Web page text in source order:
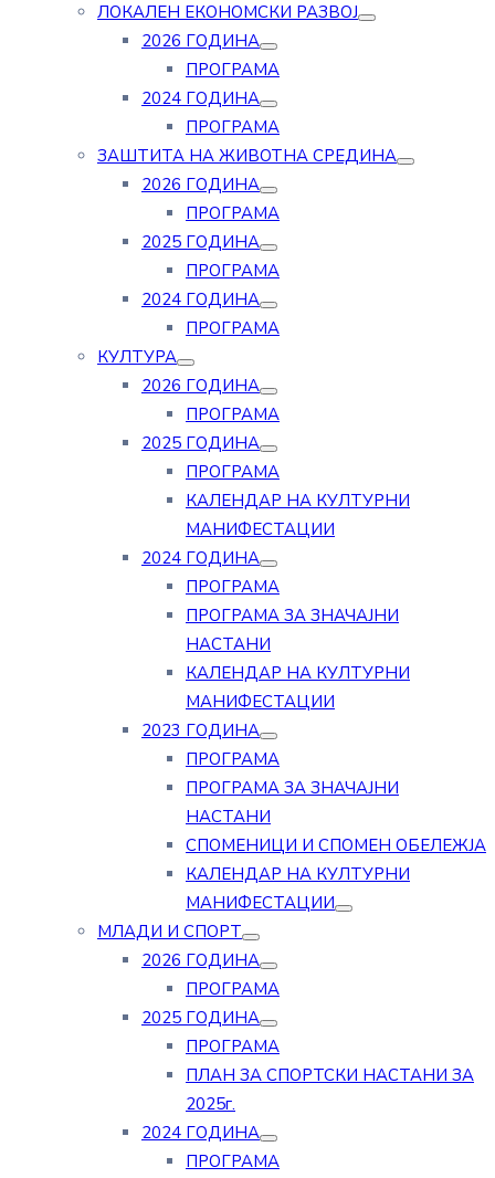
ЛОКАЛЕН ЕКОНОМСКИ РАЗВОЈ
2026 ГОДИНА
ПРОГРАМА
2024 ГОДИНА
ПРОГРАМА
ЗАШТИТА НА ЖИВОТНА СРЕДИНА
2026 ГОДИНА
ПРОГРАМА
2025 ГОДИНА
ПРОГРАМА
2024 ГОДИНА
ПРОГРАМА
КУЛТУРА
2026 ГОДИНА
ПРОГРАМА
2025 ГОДИНА
ПРОГРАМА
КАЛЕНДАР НА КУЛТУРНИ
МАНИФЕСТАЦИИ
2024 ГОДИНА
ПРОГРАМА
ПРОГРАМА ЗА ЗНАЧАЈНИ
НАСТАНИ
КАЛЕНДАР НА КУЛТУРНИ
МАНИФЕСТАЦИИ
2023 ГОДИНА
ПРОГРАМА
ПРОГРАМА ЗА ЗНАЧАЈНИ
НАСТАНИ
СПОМЕНИЦИ И СПОМЕН ОБЕЛЕЖЈА
КАЛЕНДАР НА КУЛТУРНИ
МАНИФЕСТАЦИИ
МЛАДИ И СПОРТ
2026 ГОДИНА
ПРОГРАМА
2025 ГОДИНА
ПРОГРАМА
ПЛАН ЗА СПОРТСКИ НАСТАНИ ЗА
2025г.
2024 ГОДИНА
ПРОГРАМА